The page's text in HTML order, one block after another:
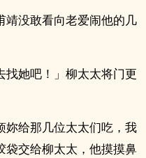
靖没敢看向老爱闹他的几
找她吧！」柳太太将门更
妳给那几位太太们吃，我
袋交给柳太太，他摸摸鼻